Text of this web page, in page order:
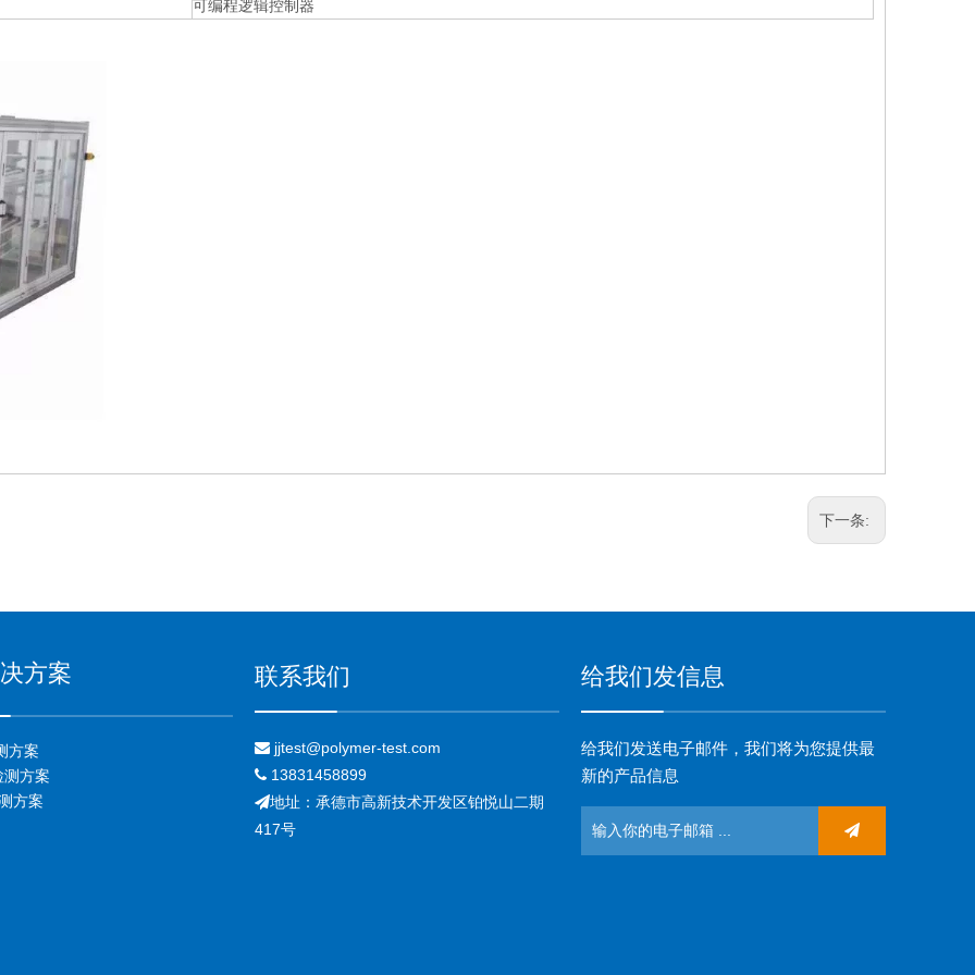
可编程逻辑控制器
下一条:
方案
方案
测方案
方案
联系我们
 jjtest@polymer-test.com
 13831458899
地址：承德市高新技术开发区铂悦山二期
417号
给我们发信息
给我们发送电子邮件，我们将为您提供最
新的产品信息